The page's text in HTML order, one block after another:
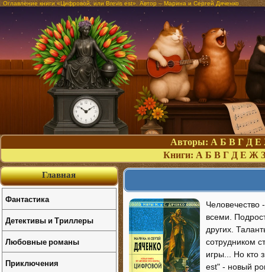
Оглавление книги «Цифровой, или Brevis est». Автор – Марина и Сергей Дяченко
Авторы: А Б В Г Д Е
Книги: А Б В Г Д Е Ж З
Человечество
всеми.
других.
сотрудником
игры... Но кто
est" - новый
Главная
Фантастика
Детективы и Триллеры
Любовные романы
Приключения